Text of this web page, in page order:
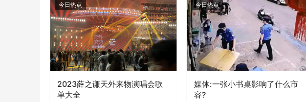
今日热点
2023薛之谦天外来物演唱会歌
单大全
今日热点
媒体:一张小书桌影响了什么市
容?